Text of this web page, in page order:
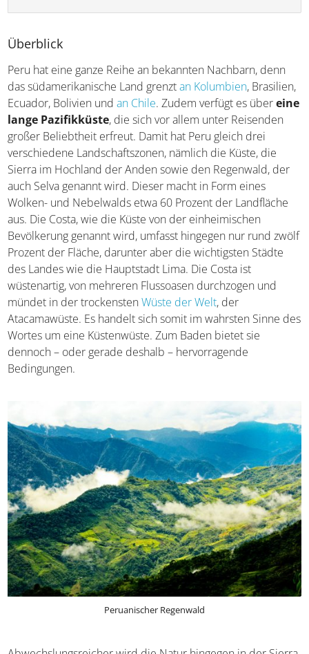
Peru hat eine ganze Reihe an bekannten Nachbarn, denn
das südamerikanische Land grenztan Kolumbien
Brasilien, Ecuador, Bolivien undan Chile. Zudem verfügt
es übereine lange Pazifikküste, die sich vor allem
unter Reisenden großer Beliebtheit erfreut. Damit hat
Peru gleich drei verschiedene Landschaftszonen, nämlich
die Küste, die Sierra im Hochland der Anden sowie den
Regenwald, der auch Selva genannt wird. Dieser macht in
Form eines Wolken- und Nebelwalds etwa 60 Prozent der
Landfläche aus. Die Costa, wie die Küste von der
einheimischen Bevölkerung genannt wird, umfasst
hingegen nur rund zwölf Prozent der Fläche, darunter
aber die wichtigsten Städte des Landes wie die
Hauptstadt Lima. Die Costa ist wüstenartig, von mehreren
Flussoasen durchzogen und mündet in der trockensten
Wüste der Welt, der Atacamawüste. Es handelt sich somit
im wahrsten Sinne des Wortes um eine Küstenwüste.
Zum Baden bietet sie dennoch – oder gerade deshalb –
Peruanischer Regenwald